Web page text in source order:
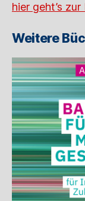
hier geht’s
Weitere